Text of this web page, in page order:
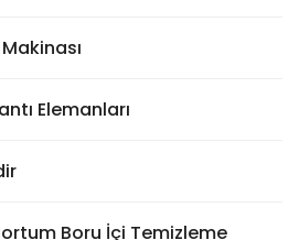
Elemanları
Boru İçi Temizleme